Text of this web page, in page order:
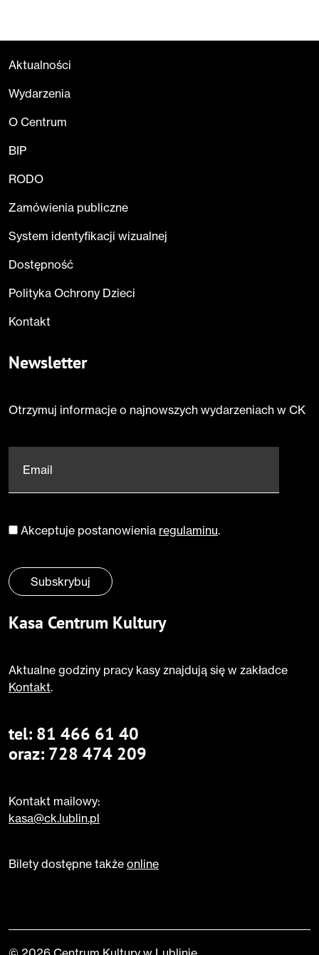
Aktualności
Wydarzenia
O Centrum
BIP
RODO
Zamówienia publiczne
System identyfikacji wizualnej
Dostępność
Polityka Ochrony Dzieci
Kontakt
Newsletter
Otrzymuj informacje o najnowszych wydarzeniach w CK
Zgoda*
Akceptuje postanowienia regulaminu.
Subskrybuj
Kasa Centrum Kultury
Aktualne godziny pracy kasy znajdują się w zakładce
Kontakt.
tel: 81 466 61 40
oraz: 728 474 209
Kontakt mailowy:
kasa@ck.lublin.pl
Bilety dostępne także online